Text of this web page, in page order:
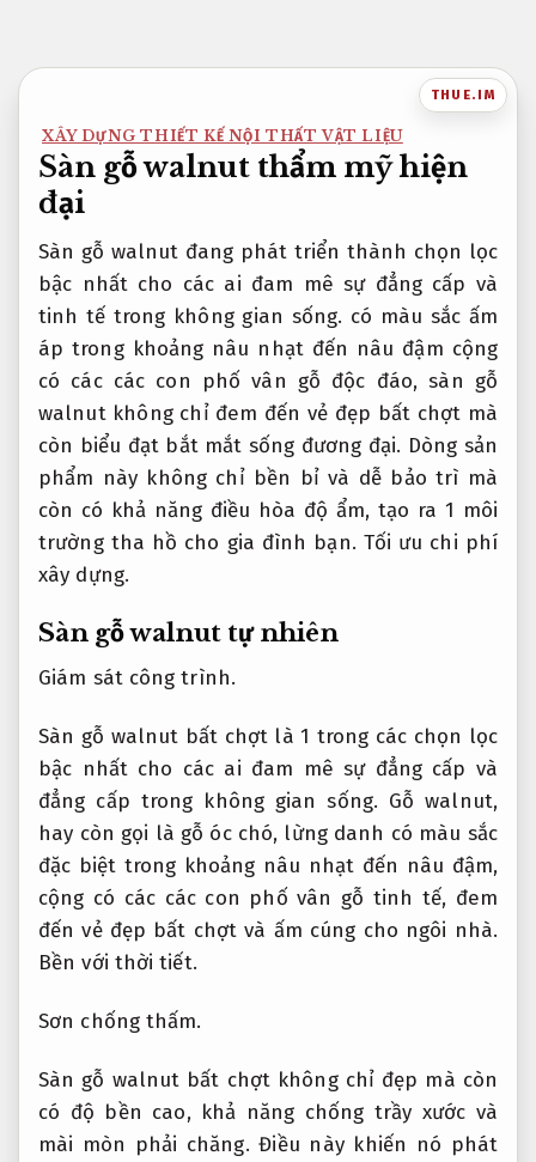
nội
THUE.IM
XÂY DỰNG THIẾT KẾ NỘI THẤT VẬT LIỆU
Sàn gỗ walnut thẩm mỹ hiện
đại
Sàn gỗ walnut đang phát triển thành chọn lọc
bậc nhất cho các ai đam mê sự đẳng cấp và
tinh tế trong không gian sống. có màu sắc ấm
áp trong khoảng nâu nhạt đến nâu đậm cộng
có các các con phố vân gỗ độc đáo, sàn gỗ
walnut không chỉ đem đến vẻ đẹp bất chợt mà
còn biểu đạt bắt mắt sống đương đại. Dòng sản
phẩm này không chỉ bền bỉ và dễ bảo trì mà
còn có khả năng điều hòa độ ẩm, tạo ra 1 môi
trường tha hồ cho gia đình bạn. Tối ưu chi phí
xây dựng.
Sàn gỗ walnut tự nhiên
Giám sát công trình.
Sàn gỗ walnut bất chợt là 1 trong các chọn lọc
bậc nhất cho các ai đam mê sự đẳng cấp và
đẳng cấp trong không gian sống. Gỗ walnut,
hay còn gọi là gỗ óc chó, lừng danh có màu sắc
đặc biệt trong khoảng nâu nhạt đến nâu đậm,
cộng có các các con phố vân gỗ tinh tế, đem
đến vẻ đẹp bất chợt và ấm cúng cho ngôi nhà.
Bền với thời tiết.
Sơn chống thấm.
Sàn gỗ walnut bất chợt không chỉ đẹp mà còn
có độ bền cao, khả năng chống trầy xước và
mài mòn phải chăng. Điều này khiến nó phát